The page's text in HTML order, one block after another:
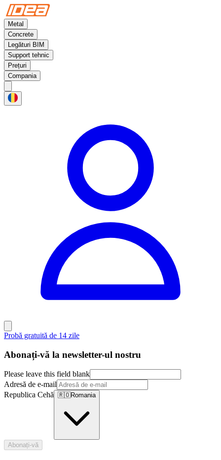
Metal
Concrete
Legături BIM
Support tehnic
Prețuri
Compania
Probă gratuită de 14 zile
Abonați-vă la newsletter-ul nostru
Please leave this field blank
Adresă de e-mail
Republica Cehă 🇷🇴Romania
Abonați-vă